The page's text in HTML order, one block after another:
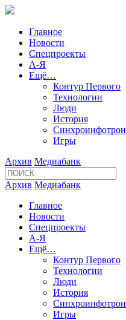
Главное
Новости
Спецпроекты
А-Я
Ещё…
Контур Первого
Технологии
Люди
История
Синхроинфотрон
Игры
Архив Медиабанк
Архив Медиабанк
Главное
Новости
Спецпроекты
А-Я
Ещё…
Контур Первого
Технологии
Люди
История
Синхроинфотрон
Игры